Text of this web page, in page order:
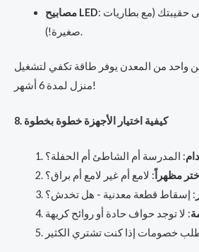
مصابيح LED: أضف النجوم الوامضة إلى حقيبتك (مع بطاريات
صغيرة!).
واحد من المعدن يوفر طاقة تكفي لتشغيل
منزل لمدة 6 أشهر!
8. كيفية اختيار الأجهزة خطوة بخطوة
: المدرسة أم الشاطئ أم الحفلة؟
اختر مظهراً : لامع أم غير لامع أم براق؟
: إسقاط قطعة معدنية - هل تخدش؟